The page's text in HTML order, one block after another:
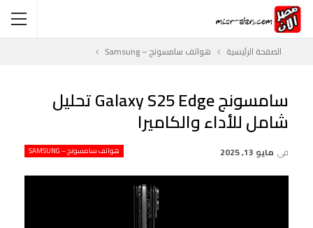
الصفحة الرئيسية هواتف سامسونج – Samsung
سامسونج Galaxy S25 Edge تحليل
شامل للأداء والكاميرا
هواتف سامسونج – SAMSUNG في مايو 13, 2025